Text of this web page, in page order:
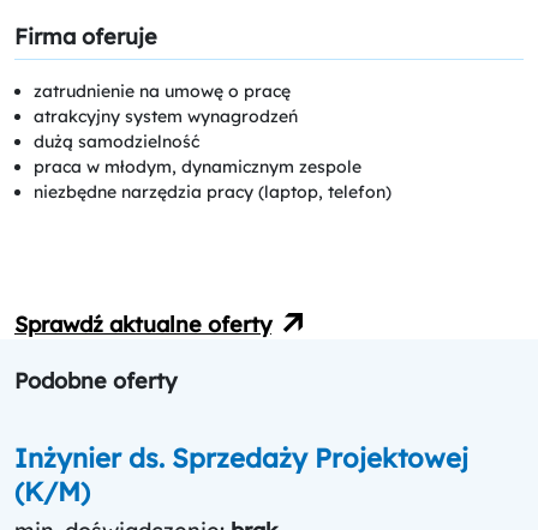
Firma oferuje
zatrudnienie na umowę o pracę
atrakcyjny system wynagrodzeń
dużą samodzielność
praca w młodym, dynamicznym zespole
niezbędne narzędzia pracy (laptop, telefon)
Sprawdź aktualne oferty
Podobne oferty
Inżynier ds. Sprzedaży Projektowej
(K/M)